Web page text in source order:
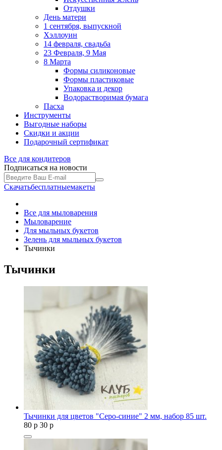
Отдушки
День матери
1 сентября, выпускной
Хэллоуин
14 февраля, свадьба
23 Февраля, 9 Мая
8 Марта
Формы силиконовые
Формы пластиковые
Упаковка и декор
Водорастворимая бумага
Пасха
Инструменты
Выгодные наборы
Скидки и акции
Подарочный сертификат
Все для кондитеров
Подписаться на новости
Скачатьбесплатныемакеты
Все для мыловарения
Мыловарение
Для мыльных букетов
Зелень для мыльных букетов
Тычинки
Тычинки
Тычинки для цветов "Серо-синие" 2 мм, набор 85 шт.
80 p 30 p